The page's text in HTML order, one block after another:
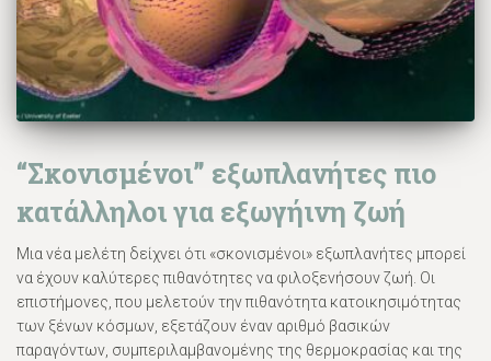
“Σκονισμένοι” εξωπλανήτες πιο
κατάλληλοι για εξωγήινη ζωή
Μια νέα μελέτη δείχνει ότι «σκονισμένοι» εξωπλανήτες μπορεί
να έχουν καλύτερες πιθανότητες να φιλοξενήσουν ζωή. Οι
επιστήμονες, που μελετούν την πιθανότητα κατοικησιμότητας
των ξένων κόσμων, εξετάζουν έναν αριθμό βασικών
παραγόντων, συμπεριλαμβανομένης της θερμοκρασίας και της